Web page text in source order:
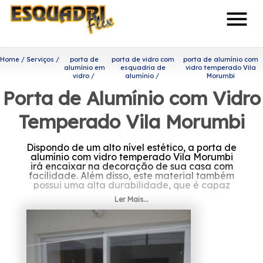
menu
Home Serviços
porta de
alumínio em
vidro
porta de vidro com
esquadria de
alumínio
porta de alumínio com
vidro temperado Vila
Morumbi
Porta de Alumínio com Vidro
Temperado Vila Morumbi
Dispondo de um alto nível estético, a porta de
alumínio com vidro temperado Vila Morumbi
irá encaixar na decoração de sua casa com
facilidade. Além disso, este material também
possui uma alta durabilidade, que é capaz
de garantir um uso mais prolongado do
produto.
Quer saber mais sobre porta
de alumínio com vidro
temperado Vila Morumbi?
Ler Mais...